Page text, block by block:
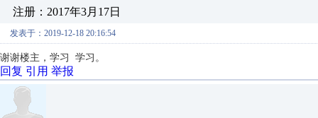
注册：2017年3月17日
发表于：2019-12-18 20:16:54
谢谢楼主，学习 学习。
回复 引用 举报